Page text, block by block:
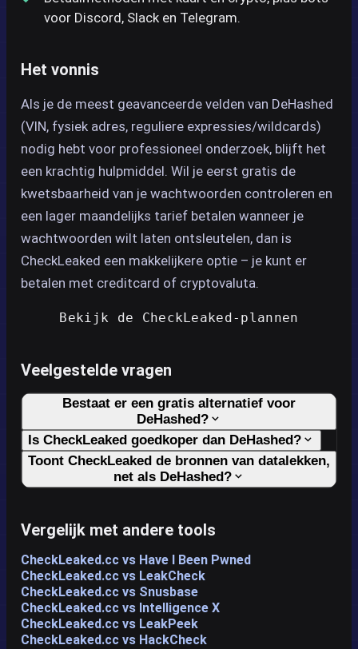
voor Discord, Slack en Telegram.
Het vonnis
Als je de meest geavanceerde velden van DeHashed
(VIN, fysiek adres, reguliere expressies/wildcards)
nodig hebt voor professioneel onderzoek, blijft het
een krachtig hulpmiddel. Wil je eerst gratis de
kwetsbaarheid van je wachtwoorden controleren en
een lager maandelijks tarief betalen wanneer je
wachtwoorden wilt laten ontsleutelen, dan is
CheckLeaked een makkelijkere optie – je kunt er
betalen met creditcard of cryptovaluta.
Bekijk de CheckLeaked-plannen
Veelgestelde vragen
Bestaat er een gratis alternatief voor
DeHashed?
Is CheckLeaked goedkoper dan DeHashed?
Toont CheckLeaked de bronnen van datalekken,
net als DeHashed?
Vergelijk met andere tools
CheckLeaked.cc vs Have I Been Pwned
CheckLeaked.cc vs LeakCheck
CheckLeaked.cc vs Snusbase
CheckLeaked.cc vs Intelligence X
CheckLeaked.cc vs LeakPeek
CheckLeaked.cc vs HackCheck